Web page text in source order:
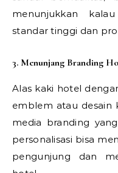
menunjukkan
standar tinggi dan
3. Menunjang Branding
Alas kaki hotel
emblem atau desain
media branding
personalisasi bisa
pengunjung dan